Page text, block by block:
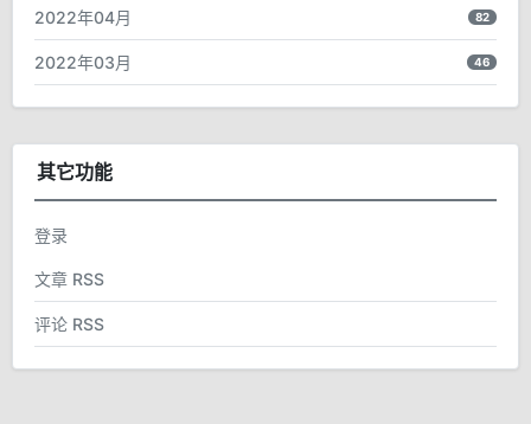
2022年04月 82
2022年03月 46
其它功能
登录
文章 RSS
评论 RSS